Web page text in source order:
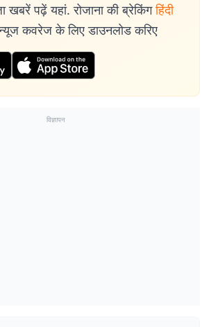
खबरें पढ़ें यहां. रोजाना की ब्रेकिंग हिंदी
कवरेज के लिए डाउनलोड करिए
विज्ञापन